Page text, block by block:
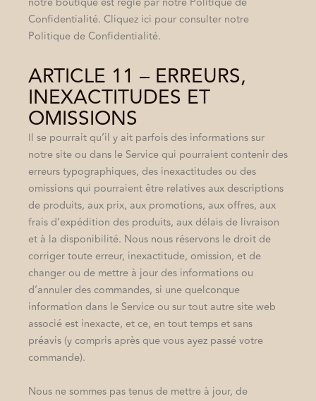
Confidentialité. Cliquez ici pour consulter notre
Politique de Confidentialité.
ARTICLE 11 – ERREURS,
INEXACTITUDES ET
OMISSIONS
Il se pourrait qu’il y ait parfois des informations sur
notre site ou dans le Service qui pourraient contenir des
erreurs typographiques, des inexactitudes ou des
omissions qui pourraient être relatives aux descriptions
de produits, aux prix, aux promotions, aux offres, aux
frais d’expédition des produits, aux délais de livraison
et à la disponibilité. Nous nous réservons le droit de
corriger toute erreur, inexactitude, omission, et de
changer ou de mettre à jour des informations ou
d’annuler des commandes, si une quelconque
information dans le Service ou sur tout autre site web
associé est inexacte, et ce, en tout temps et sans
préavis (y compris après que vous ayez passé votre
commande).
Nous ne sommes pas tenus de mettre à jour, de